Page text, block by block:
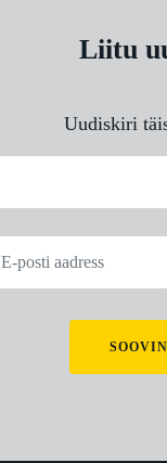
Liitu
Uudiskiri